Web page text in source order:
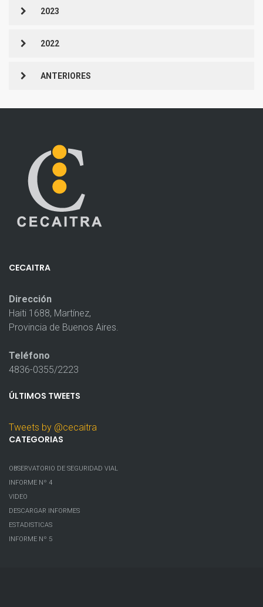
2023
2022
ANTERIORES
CECAITRA
Dirección
Haiti 1688, Martínez,
Provincia de Buenos Aires.
Teléfono
4836-0355/2223
ÚLTIMOS TWEETS
Tweets by @cecaitra
CATEGORIAS
OBSERVATORIO DE SEGURIDAD VIAL
INFORME Nº 4
VIDEO
DESCARGAR INFORMES
ESTADISTICAS
INFORME Nº 5